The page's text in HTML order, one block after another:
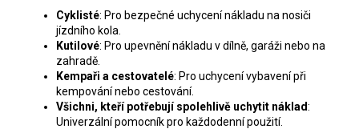
Cyklisté: Pro bezpečné uchycení nákladu na nosiči
jízdního kola.
Kutilové: Pro upevnění nákladu v dílně, garáži nebo na
zahradě.
Kempaři a cestovatelé: Pro uchycení vybavení při
kempování nebo cestování.
Všichni, kteří potřebují spolehlivě uchytit náklad:
Univerzální pomocník pro každodenní použití.